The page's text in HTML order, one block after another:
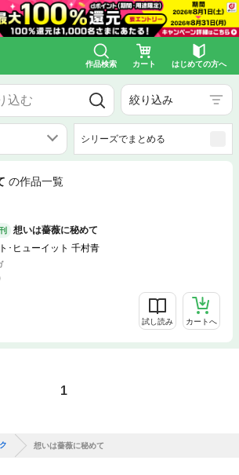
作品検索 カート はじめての方へ
絞り込み
シリーズでまとめる
の作品一覧
想いは薔薇に秘めて
･ヒューイット 千村青
試し読み カートへ
1
想いは薔薇に秘めて